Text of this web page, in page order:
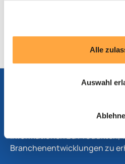
Alle
Auswahl
Informationen zu Produkten,
Branchenentwicklungen zu